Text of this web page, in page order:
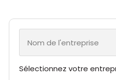
Sélectionnez votre